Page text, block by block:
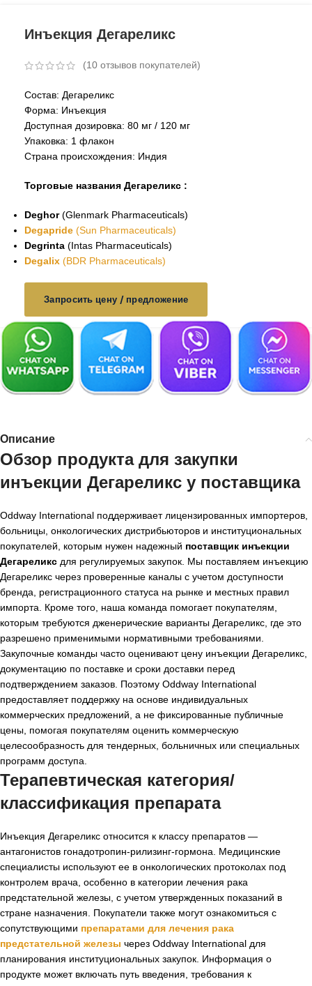
Инъекция Дегареликс
(10 отзывов покупателей)
Состав: Дегареликс
Форма: Инъекция
Доступная дозировка: 80 мг / 120 мг
Упаковка: 1 флакон
Страна происхождения: Индия
Торговые названия Дегареликс :
Deghor(Glenmark Pharmaceuticals)
Degapride (Sun Pharmaceuticals)
Degrinta (Intas Pharmaceuticals)
Degalix (BDR Pharmaceuticals)
Запросить цену / предложение
Описание
Обзор продукта для закупки
инъекции Дегареликс у поставщика
Oddway International поддерживает лицензированных импортеров,
больницы, онкологических дистрибьюторов и институциональных
покупателей, которым нужен надежный поставщик инъекции
Дегареликс для регулируемых закупок. Мы поставляем инъекцию
Дегареликс через проверенные каналы с учетом доступности
бренда, регистрационного статуса на рынке и местных правил
импорта. Кроме того, наша команда помогает покупателям,
которым требуются дженерические варианты Дегареликс, где это
разрешено применимыми нормативными требованиями.
Закупочные команды часто оценивают цену инъекции Дегареликс,
документацию по поставке и сроки доставки перед
подтверждением заказов. Поэтому Oddway International
предоставляет поддержку на основе индивидуальных
коммерческих предложений, а не фиксированные публичные
цены, помогая покупателям оценить коммерческую
целесообразность для тендерных, больничных или специальных
программ доступа.
Терапевтическая категория/
классификация препарата
Инъекция Дегареликс относится к классу препаратов —
антагонистов гонадотропин-рилизинг-гормона. Медицинские
специалисты используют ее в онкологических протоколах под
контролем врача, особенно в категории лечения рака
предстательной железы, с учетом утвержденных показаний в
стране назначения. Покупатели также могут ознакомиться с
сопутствующими препаратами для лечения рака
предстательной железы через Oddway International для
планирования институциональных закупок. Информация о
продукте может включать путь введения, требования к